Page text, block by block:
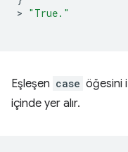
> "True."
Eşleşen case öğesini
içinde yer alır.